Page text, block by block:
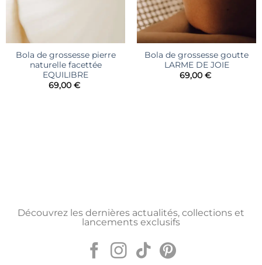
Bola de grossesse pierre
naturelle facettée
EQUILIBRE
69,00 €
Bola de grossesse goutte
LARME DE JOIE
69,00 €
Découvrez les dernières actualités, collections et
lancements exclusifs